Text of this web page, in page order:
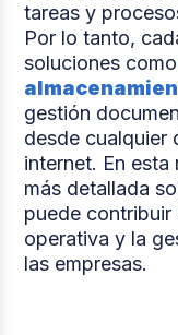
tareas y
Por lo tanto,
soluciones como
gestión
desde cualquier
internet. En
más detallada
puede contribuir
operativa y la
las empresas.